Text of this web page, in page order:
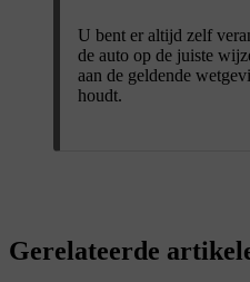
U bent er altijd zelf
de auto op de juiste
aan de geldende
houdt.
Gerelateerde